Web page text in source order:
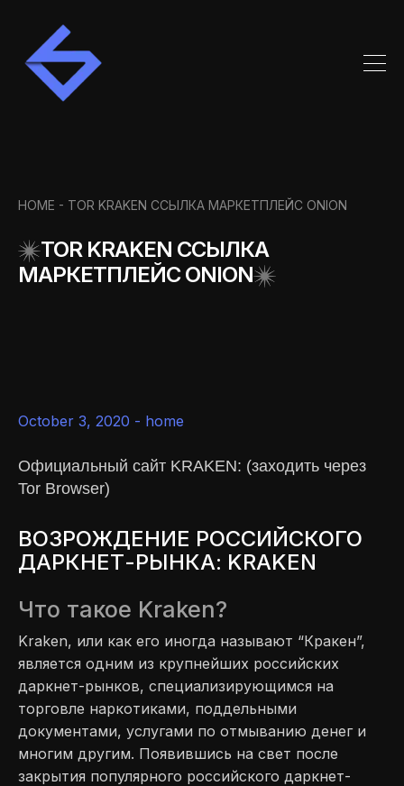
HOME - TOR KRAKEN ССЫЛКА МАРКЕТПЛЕЙС ONION
TOR KRAKEN ССЫЛКА
МАРКЕТПЛЕЙС ONION
October 3, 2020 - home
Официальный сайт KRAKEN: (заходить через
Tor Browser)
ВОЗРОЖДЕНИЕ РОССИЙСКОГО
ДАРКНЕТ-РЫНКА: KRAKEN
Что такое Kraken?
Kraken, или как его иногда называют “Кракен”,
является одним из крупнейших российских
даркнет-рынков, специализирующимся на
торговле наркотиками, поддельными
документами, услугами по отмыванию денег и
многим другим. Появившись на свет после
закрытия популярного российского даркнет-